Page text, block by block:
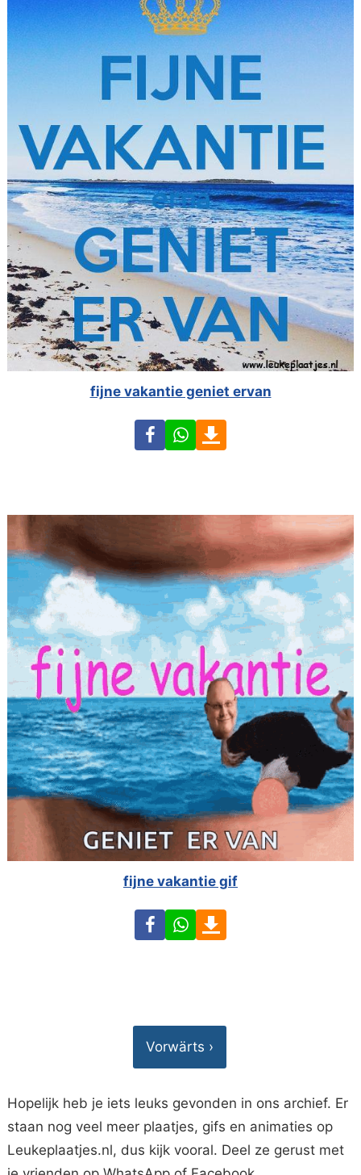
fijne vakantie geniet ervan
FacebookWhatsApp
fijne vakantie gif
FacebookWhatsApp
Vorwärts ›
Hopelijk heb je iets leuks gevonden in ons archief. Er
staan nog veel meer plaatjes, gifs en animaties op
Leukeplaatjes.nl, dus kijk vooral. Deel ze gerust met